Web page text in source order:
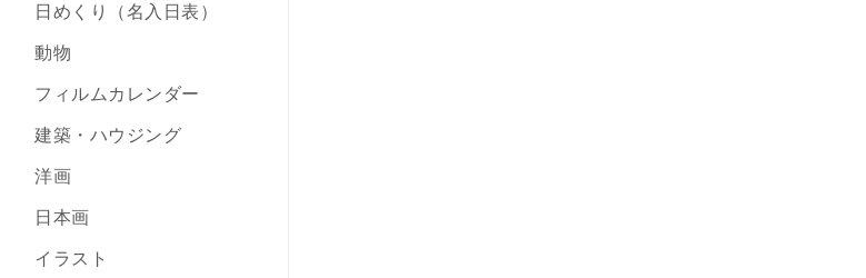
日めくり（名入日表）
動物
フィルムカレンダー
建築・ハウジング
洋画
日本画
イラスト